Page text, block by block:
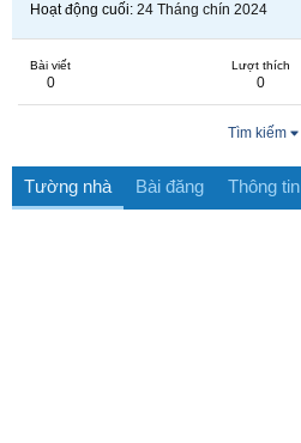
Hoạt động cuối 24 Tháng chín 2024
Bài viết
0
Lượt thích
0
Tìm kiếm
Tường nhà Bài đăng Thông tin